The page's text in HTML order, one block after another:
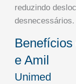
reduzindo
desnecessários.
e Amil
Unimed